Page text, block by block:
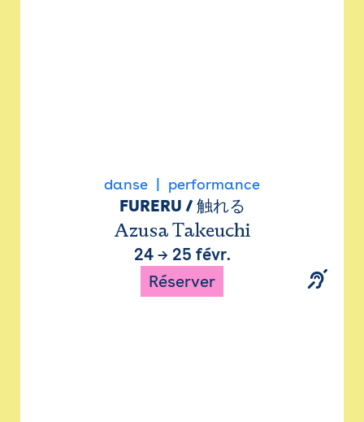
danse performance
FURERU / 触れる
Azusa Takeuchi
24→ 25 févr.
Réserver